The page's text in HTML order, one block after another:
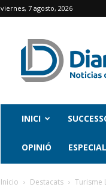
viernes, 7 agosto, 2026
INICI
OPINIÓ
Inicio Destacats Turisme